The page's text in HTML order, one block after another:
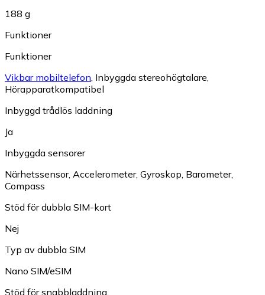
188 g
Funktioner
Funktioner
Vikbar mobiltelefon, Inbyggda stereohögtalare,
Hörapparatkompatibel
Inbyggd trådlös laddning
Ja
Inbyggda sensorer
Närhetssensor, Accelerometer, Gyroskop, Barometer,
Compass
Stöd för dubbla SIM-kort
Nej
Typ av dubbla SIM
Nano SIM/eSIM
Stöd för snabbladdning